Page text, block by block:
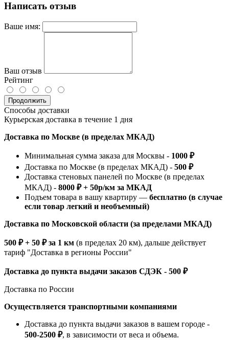
Написать отзыв
Ваше имя:
Ваш отзыв
Рейтинг
Продолжить
Способы доставки
Курьерская доставка в течение 1 дня
Доставка по Москве (в пределах МКАД)
Минимальная сумма заказа для Москвы - 1000 ₽
Доставка по Москве (в пределах МКАД) - 500 ₽
Доставка стеновых панелей по Москве (в пределах
МКАД) - 8000 ₽ + 50р/км за МКАД
Подъем товара в вашу квартиру — бесплатно (в случае
если товар легкий и необъемный)
Доставка по Московской области (за пределами МКАД)
500 ₽ + 50 ₽ за 1 км (в пределах 20 км), дальше действует
тариф "Доставка в регионы России"
Доставка до пункта выдачи заказов СДЭК - 500 ₽
Доставка по России
Осуществляется транспортными компаниями
Доставка до пункта выдачи заказов в вашем городе -
500-2500 ₽, в зависимости от веса и объема.